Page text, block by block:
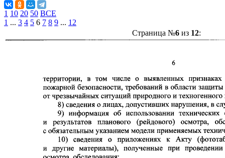
1 10 20 50 ВСЕ
1 ... 3 4 5 6 7 8 9 ... 12
Страница №6из 12: